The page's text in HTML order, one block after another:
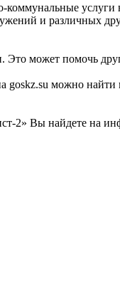
услуги
и различных
может помочь
можно
Вы найдете на